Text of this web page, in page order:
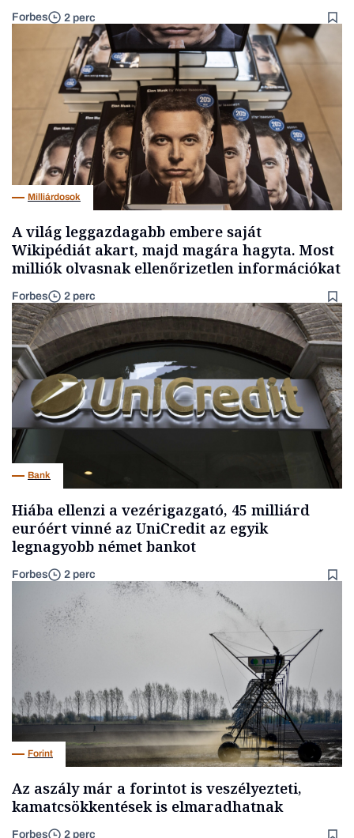
Forbes 2 perc
Milliárdosok
A világ leggazdagabb embere saját
Wikipédiát akart, majd magára hagyta. Most
milliók olvasnak ellenőrizetlen információkat
Forbes 2 perc
Bank
Hiába ellenzi a vezérigazgató, 45 milliárd
euróért vinné az UniCredit az egyik
legnagyobb német bankot
Forbes 2 perc
Forint
Az aszály már a forintot is veszélyezteti,
kamatcsökkentések is elmaradhatnak
Forbes 2 perc